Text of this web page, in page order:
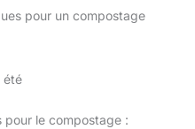
pour un compostage
été
pour le compostage :